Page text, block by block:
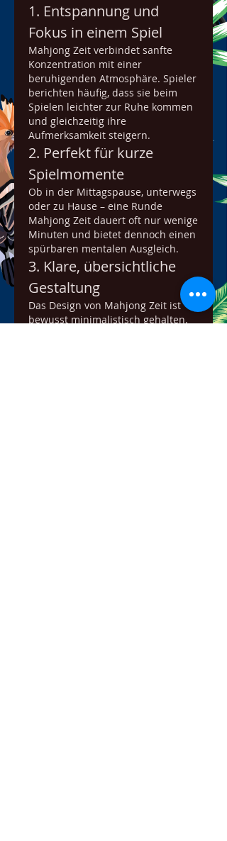
1. Entspannung und
Fokus in einem Spiel
Mahjong Zeit verbindet sanfte
Konzentration mit einer
beruhigenden Atmosphäre. Spieler
berichten häufig, dass sie beim
Spielen leichter zur Ruhe kommen
und gleichzeitig ihre
Aufmerksamkeit steigern.
2. Perfekt für kurze
Spielmomente
Ob in der Mittagspause, unterwegs
oder zu Hause – eine Runde
Mahjong Zeit dauert oft nur wenige
Minuten und bietet dennoch einen
spürbaren mentalen Ausgleich.
3. Klare, übersichtliche
Gestaltung
Das Design von Mahjong Zeit ist
bewusst minimalistisch gehalten.